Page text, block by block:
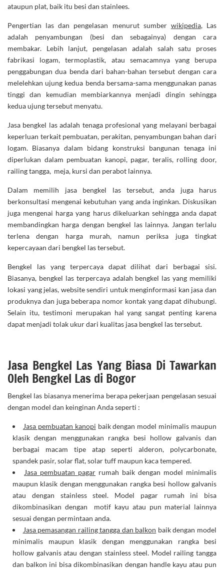
ataupun plat, baik itu besi dan stainlees.
Pengertian las dan pengelasan menurut sumber wikipedia, Las
adalah penyambungan (besi dan sebagainya) dengan cara
membakar. Lebih lanjut, pengelasan adalah salah satu proses
fabrikasi logam, termoplastik, atau semacamnya yang berupa
penggabungan dua benda dari bahan-bahan tersebut dengan cara
melelehkan ujung kedua benda bersama-sama menggunakan panas
tinggi dan kemudian membiarkannya menjadi dingin sehingga
kedua ujung tersebut menyatu.
Jasa bengkel las adalah tenaga profesional yang melayani berbagai
keperluan terkait pembuatan, perakitan, penyambungan bahan dari
logam. Biasanya dalam bidang konstruksi bangunan tenaga ini
diperlukan dalam pembuatan kanopi, pagar, teralis, rolling door,
railing tangga, meja, kursi dan perabot lainnya.
Dalam memilih jasa bengkel las tersebut, anda juga harus
berkonsultasi mengenai kebutuhan yang anda inginkan. Diskusikan
juga mengenai harga yang harus dikeluarkan sehingga anda dapat
membandingkan harga dengan bengkel las lainnya. Jangan terlalu
terlena dengan harga murah, namun periksa juga tingkat
kepercayaan dari bengkel las tersebut.
Bengkel las yang terpercaya dapat dilihat dari berbagai sisi.
Biasanya, bengkel las terpercaya adalah bengkel las yang memiliki
lokasi yang jelas, website sendiri untuk menginformasi kan jasa dan
produknya dan juga beberapa nomor kontak yang dapat dihubungi.
Selain itu, testimoni merupakan hal yang sangat penting karena
dapat menjadi tolak ukur dari kualitas jasa bengkel las tersebut.
Jasa Bengkel Las Yang Biasa Di Tawarkan
Oleh Bengkel Las di Bogor
Bengkel las biasanya menerima berapa pekerjaan pengelasan sesuai
dengan model dan keinginan Anda seperti :
Jasa pembuatan kanopi baik dengan model minimalis maupun
klasik dengan menggunakan rangka besi hollow galvanis dan
berbagai macam tipe atap seperti alderon, polycarbonate,
spandek pasir, solar flat, solar tuff maupun kaca tempered.
Jasa pembuatan pagar rumah baik dengan model minimalis
maupun klasik dengan menggunakan rangka besi hollow galvanis
atau dengan stainless steel. Model pagar rumah ini bisa
dikombinasikan dengan motif kayu atau pun material lainnya
sesuai dengan permintaan anda.
Jasa pemasangan railing tangga dan balkon baik dengan model
minimalis maupun klasik dengan menggunakan rangka besi
hollow galvanis atau dengan stainless steel. Model railing tangga
dan balkon ini bisa dikombinasikan dengan handle kayu atau pun